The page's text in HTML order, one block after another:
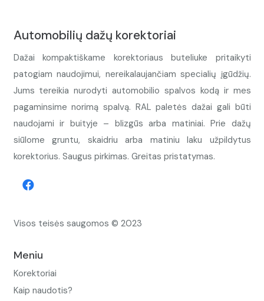
Automobilių dažų korektoriai
Dažai kompaktiškame korektoriaus buteliuke pritaikyti
patogiam naudojimui, nereikalaujančiam specialių įgūdžių.
Jums tereikia nurodyti automobilio spalvos kodą ir mes
pagaminsime norimą spalvą. RAL paletės dažai gali būti
naudojami ir buityje – blizgūs arba matiniai. Prie dažų
siūlome gruntu, skaidriu arba matiniu laku užpildytus
korektorius. Saugus pirkimas. Greitas pristatymas.
Visos teisės saugomos © 2023
Meniu
Korektoriai
Kaip naudotis?